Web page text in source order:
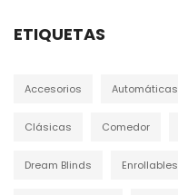
ETIQUETAS
Accesorios Automáticas
Clásicas Comedor
Dream Blinds Enrollables